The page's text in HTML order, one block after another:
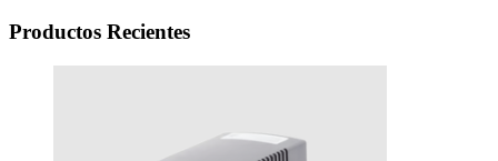
Productos Recientes